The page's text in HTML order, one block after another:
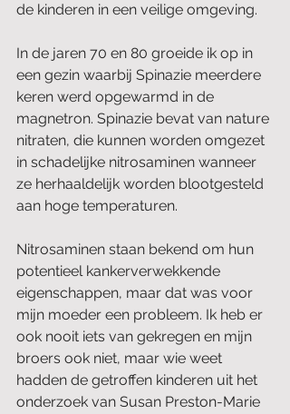
de kinderen in een veilige omgeving.
In de jaren 70 en 80 groeide ik op in
een gezin waarbij Spinazie meerdere
keren werd opgewarmd in de
magnetron. Spinazie bevat van nature
nitraten, die kunnen worden omgezet
in schadelijke nitrosaminen wanneer
ze herhaaldelijk worden blootgesteld
aan hoge temperaturen.
Nitrosaminen staan bekend om hun
potentieel kankerverwekkende
eigenschappen, maar dat was voor
mijn moeder een probleem. Ik heb er
ook nooit iets van gekregen en mijn
broers ook niet, maar wie weet
hadden de getroffen kinderen uit het
onderzoek van Susan Preston-Marie